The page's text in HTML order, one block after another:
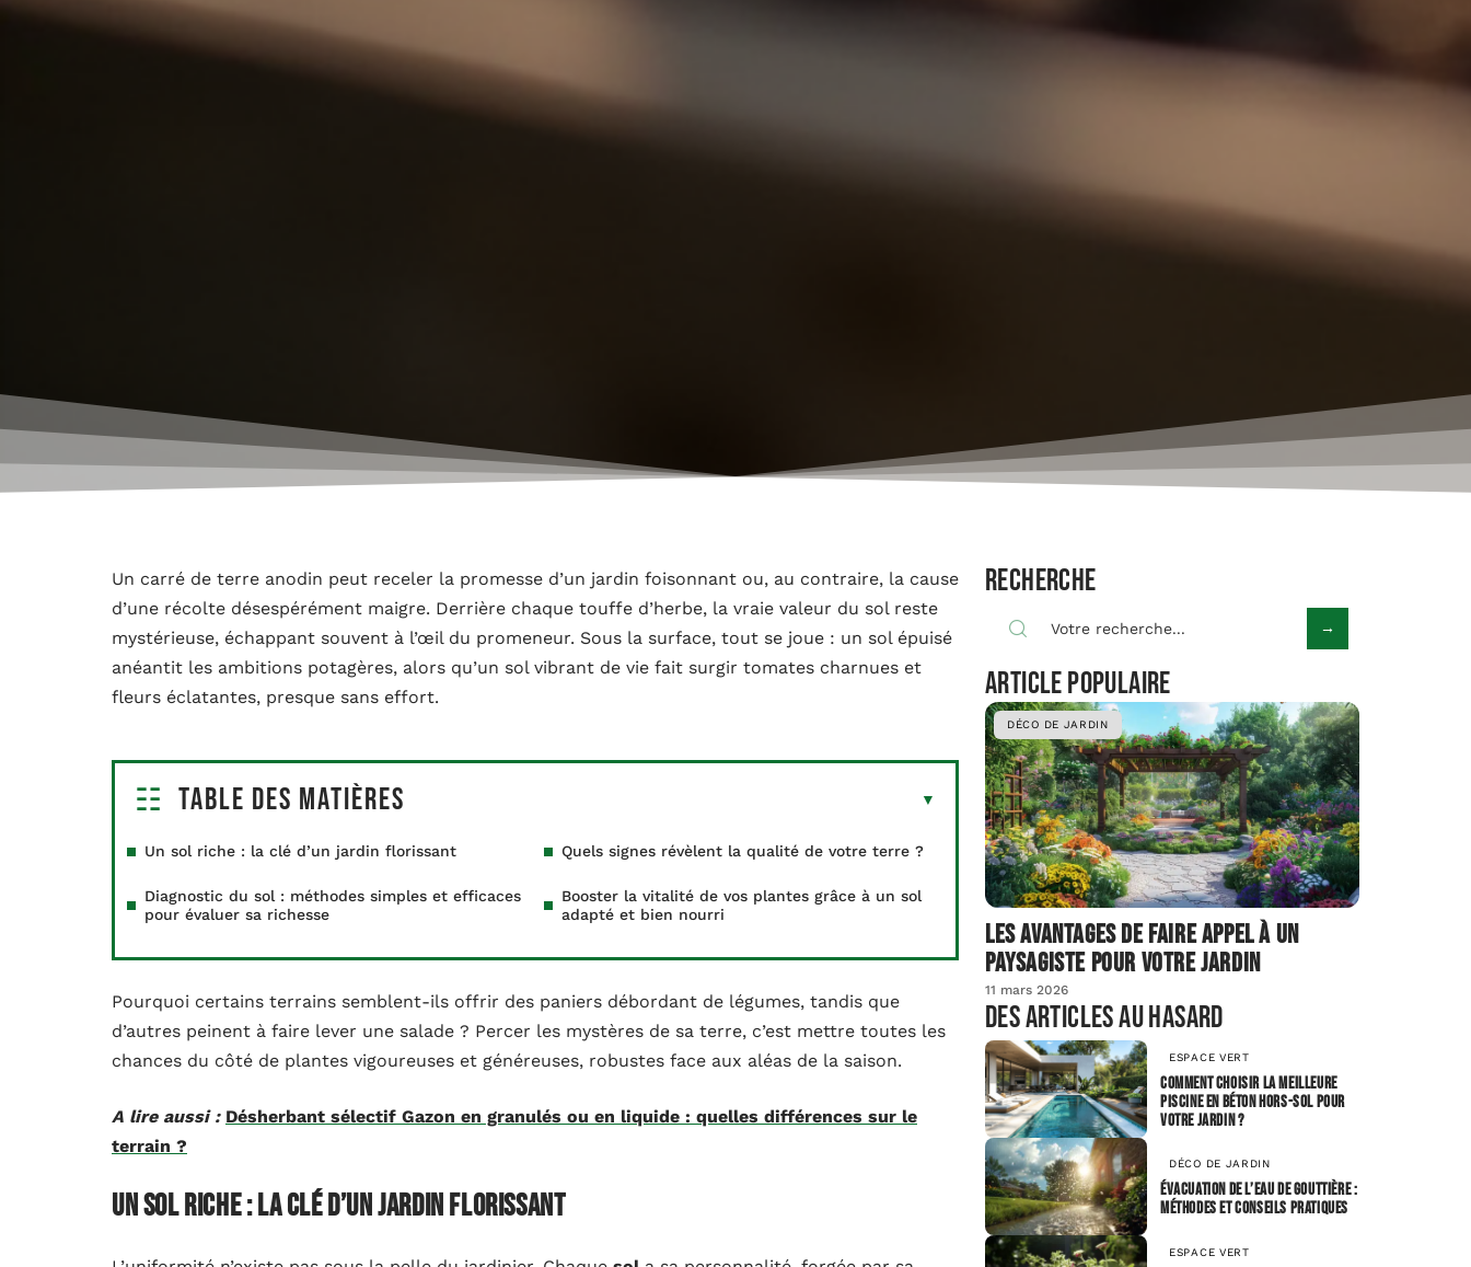
Un carré de terre anodin peut receler la promesse d’un jardin foisonnant ou, au contraire, la cause
d’une récolte désespérément maigre. Derrière chaque touffe d’herbe, la vraie valeur du sol reste
mystérieuse, échappant souvent à l’œil du promeneur. Sous la surface, tout se joue : un sol épuisé
anéantit les ambitions potagères, alors qu’un sol vibrant de vie fait surgir tomates charnues et
fleurs éclatantes, presque sans effort.
Table des matières
Un sol riche : la clé d’un jardin florissant Quels signes révèlent la qualité de votre terre ?
Diagnostic du sol : méthodes simples et efficaces
pour évaluer sa richesse
Booster la vitalité de vos plantes grâce à un sol
adapté et bien nourri
Pourquoi certains terrains semblent-ils offrir des paniers débordant de légumes, tandis que
d’autres peinent à faire lever une salade ? Percer les mystères de sa terre, c’est mettre toutes les
chances du côté de plantes vigoureuses et généreuses, robustes face aux aléas de la saison.
A lire aussi : Désherbant sélectif Gazon en granulés ou en liquide : quelles différences sur le
terrain ?
Un sol riche : la clé d’un jardin florissant
Recherche
Article populaire
DÉCO DE JARDIN
Les avantages de faire appel à un
paysagiste pour votre jardin
11 mars 2026
Des articles au hasard
ESPACE VERT
Comment choisir la meilleure
piscine en béton hors-sol pour
votre jardin ?
DÉCO DE JARDIN
Évacuation de l’eau de gouttière :
méthodes et conseils pratiques
ESPACE VERT